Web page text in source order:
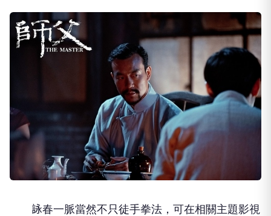
詠春一脈當然不只徒手拳法，可在相關主題影視